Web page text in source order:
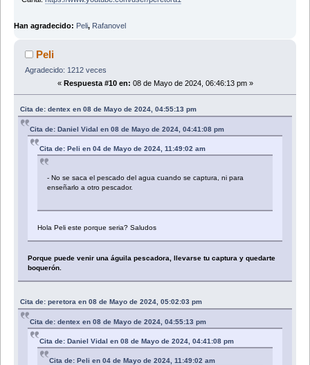
Han agradecido: Peli, Rafanovel
Peli
Agradecido: 1212 veces
« Respuesta #10 en: 08 de Mayo de 2024, 06:46:13 pm »
Cita de: dentex en 08 de Mayo de 2024, 04:55:13 pm
Cita de: Daniel Vidal en 08 de Mayo de 2024, 04:41:08 pm
Cita de: Peli en 04 de Mayo de 2024, 11:49:02 am
- No se saca el pescado del agua cuando se captura, ni para
enseñarlo a otro pescador.
Hola Peli este porque seria? Saludos
Porque puede venir una águila pescadora, llevarse tu captura y quedarte
boquerón.
Cita de: peretora en 08 de Mayo de 2024, 05:02:03 pm
Cita de: dentex en 08 de Mayo de 2024, 04:55:13 pm
Cita de: Daniel Vidal en 08 de Mayo de 2024, 04:41:08 pm
Cita de: Peli en 04 de Mayo de 2024, 11:49:02 am